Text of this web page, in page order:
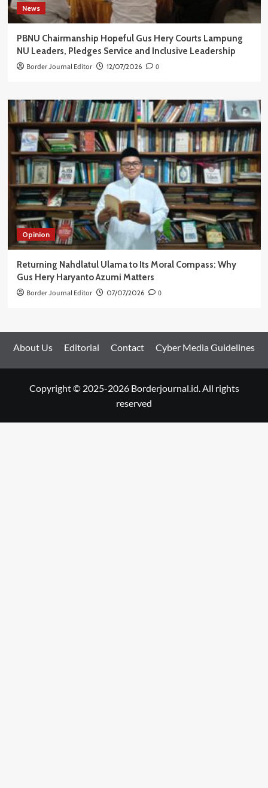
News
PBNU Chairmanship Hopeful Gus Hery Courts Lampung
NU Leaders, Pledges Service and Inclusive Leadership
Border Journal Editor 12/07/2026 0
Opinion
Returning Nahdlatul Ulama to Its Moral Compass: Why
Gus Hery Haryanto Azumi Matters
Border Journal Editor 07/07/2026 0
About Us Editorial Contact Cyber Media Guidelines
Copyright © 2025-2026 Borderjournal.id. All rights
reserved